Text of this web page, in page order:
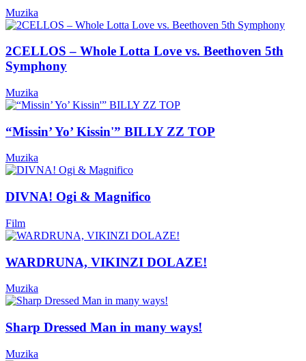
Muzika
2CELLOS – Whole Lotta Love vs. Beethoven 5th
Symphony
Muzika
“Missin’ Yo’ Kissin'” BILLY ZZ TOP
Muzika
DIVNA! Ogi & Magnifico
Film
WARDRUNA, VIKINZI DOLAZE!
Muzika
Sharp Dressed Man in many ways!
Muzika